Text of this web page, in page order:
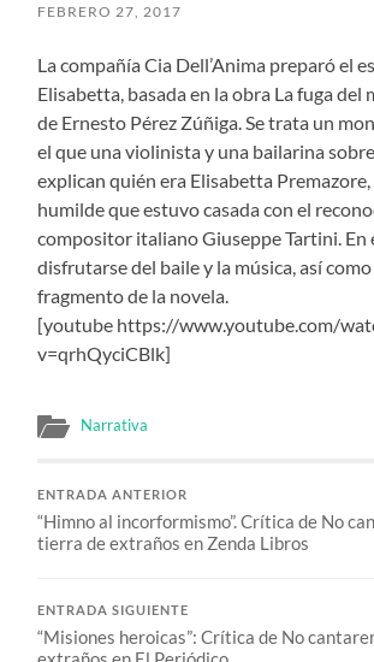
FEBRERO 27, 2017
La compañía Cia Dell’Anima preparó el
Elisabetta, basada en la obra La fuga del
de Ernesto Pérez Zúñiga. Se trata un
el que una violinista y una bailarina
explican quién era Elisabetta
humilde que estuvo casada con el
compositor italiano Giuseppe Tartini. En
disfrutarse del baile y la música, así
fragmento de la novela.
[youtube https://www.youtube.com/
v=qrhQyciCBlk]
Narrativa
ENTRADA ANTERIOR
“Himno al incorformismo”. Crítica de No
tierra de extraños en Zenda Libros
ENTRADA SIGUIENTE
“Misiones heroicas”: Crítica de No